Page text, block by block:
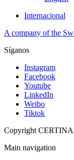
Internacional
A company of the
Síganos
Instagram
Facebook
Youtube
LinkedIn
Weibo
Tiktok
Copyright CERTINA
Main navigation